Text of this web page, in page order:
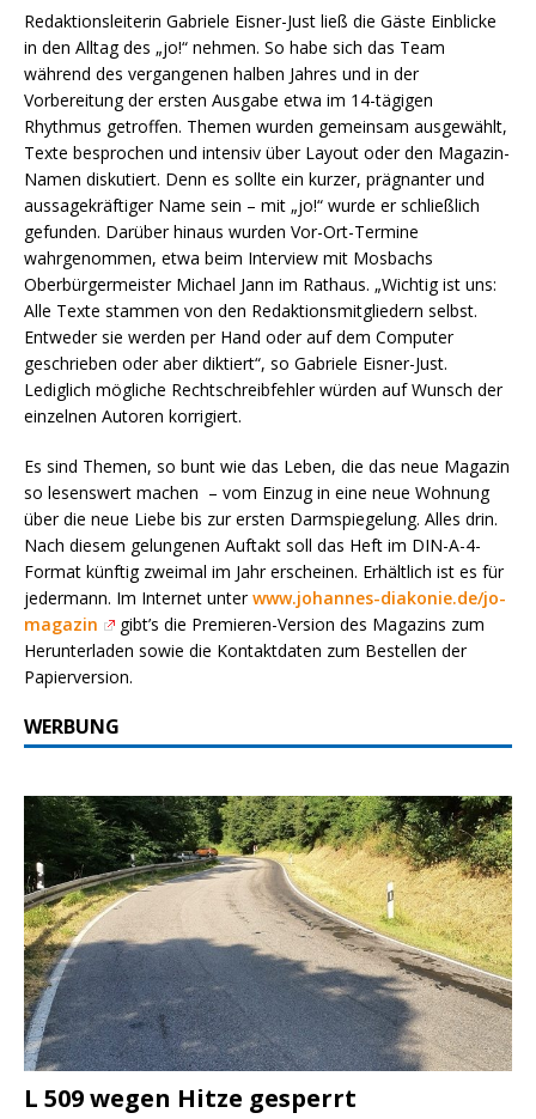
Redaktionsleiterin Gabriele Eisner-Just ließ die Gäste Einblicke
in den Alltag des „jo!“ nehmen. So habe sich das Team
während des vergangenen halben Jahres und in der
Vorbereitung der ersten Ausgabe etwa im 14-tägigen
Rhythmus getroffen. Themen wurden gemeinsam ausgewählt,
Texte besprochen und intensiv über Layout oder den Magazin-
Namen diskutiert. Denn es sollte ein kurzer, prägnanter und
aussagekräftiger Name sein – mit „jo!“ wurde er schließlich
gefunden. Darüber hinaus wurden Vor-Ort-Termine
wahrgenommen, etwa beim Interview mit Mosbachs
Oberbürgermeister Michael Jann im Rathaus. „Wichtig ist uns:
Alle Texte stammen von den Redaktionsmitgliedern selbst.
Entweder sie werden per Hand oder auf dem Computer
geschrieben oder aber diktiert“, so Gabriele Eisner-Just.
Lediglich mögliche Rechtschreibfehler würden auf Wunsch der
einzelnen Autoren korrigiert.
Es sind Themen, so bunt wie das Leben, die das neue Magazin
so lesenswert machen – vom Einzug in eine neue Wohnung
über die neue Liebe bis zur ersten Darmspiegelung. Alles drin.
Nach diesem gelungenen Auftakt soll das Heft im DIN-A-4-
Format künftig zweimal im Jahr erscheinen. Erhältlich ist es für
jedermann. Im Internet unterwww.johannes-diakonie.de/jo-
magazin
gibt’s die Premieren-Version des Magazins zum
Herunterladen sowie die Kontaktdaten zum Bestellen der
Papierversion.
WERBUNG
L 509 wegen Hitze gesperrt